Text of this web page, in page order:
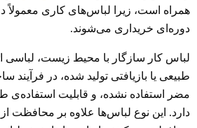
همراه است، زیرا لباس‌های کاری معمولاً
دوره‌ای خریداری می‌شوند.
لباس کار سازگار با محیط زیست، لباسی
طبیعی یا بازیافتی تولید شده، در فرآیند
مضر استفاده نشده، و قابلیت استفاده‌ی
دارد. این نوع لباس‌ها علاوه بر محافظت از